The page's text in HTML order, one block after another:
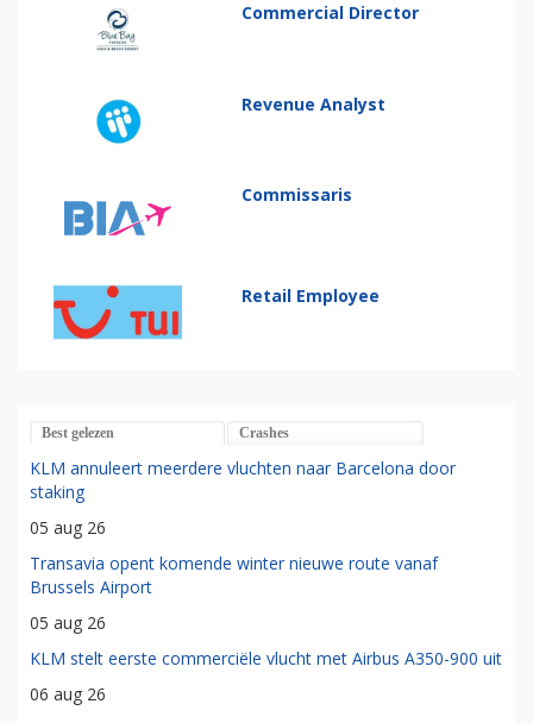
Commercial Director
Revenue Analyst
Commissaris
Retail Employee
Best gelezen Crashes
KLM annuleert meerdere vluchten naar Barcelona door
staking
05 aug 26
Transavia opent komende winter nieuwe route vanaf
Brussels Airport
05 aug 26
KLM stelt eerste commerciële vlucht met Airbus A350-900 uit
06 aug 26